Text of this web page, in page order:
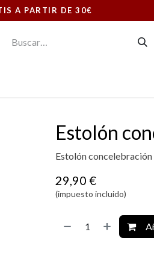
Estolón
Estolón
29,90 €
(impuesto incluido)
A PARTIR DE 30€